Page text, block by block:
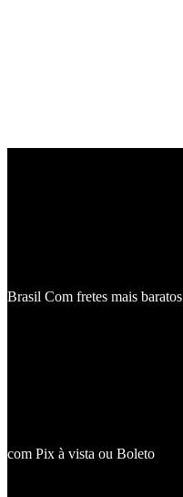
Brasil Com fretes mais baratos
com Pix à vista ou Boleto